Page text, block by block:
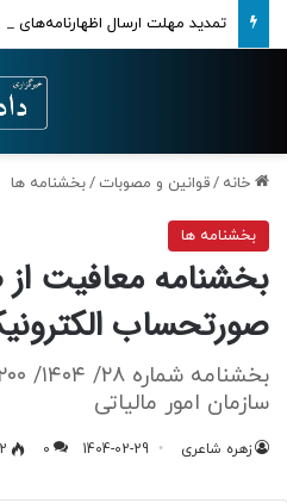
تمدید مهلت ارسال اظهارنامه‌های
خانه /قوانین و مصوبات /بخشنامه ها
بخشنامه ها
بخشنامه معافیت
صورتحساب الکترونیک
سازمان امور مالیاتی
زهره شاعری 1404-02-29
0